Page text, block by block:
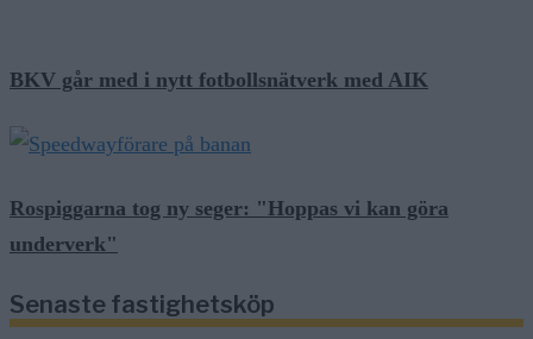
BKV går med i nytt fotbollsnätverk med AIK
Rospiggarna tog ny seger: "Hoppas vi kan göra
underverk"
Senaste fastighetsköp